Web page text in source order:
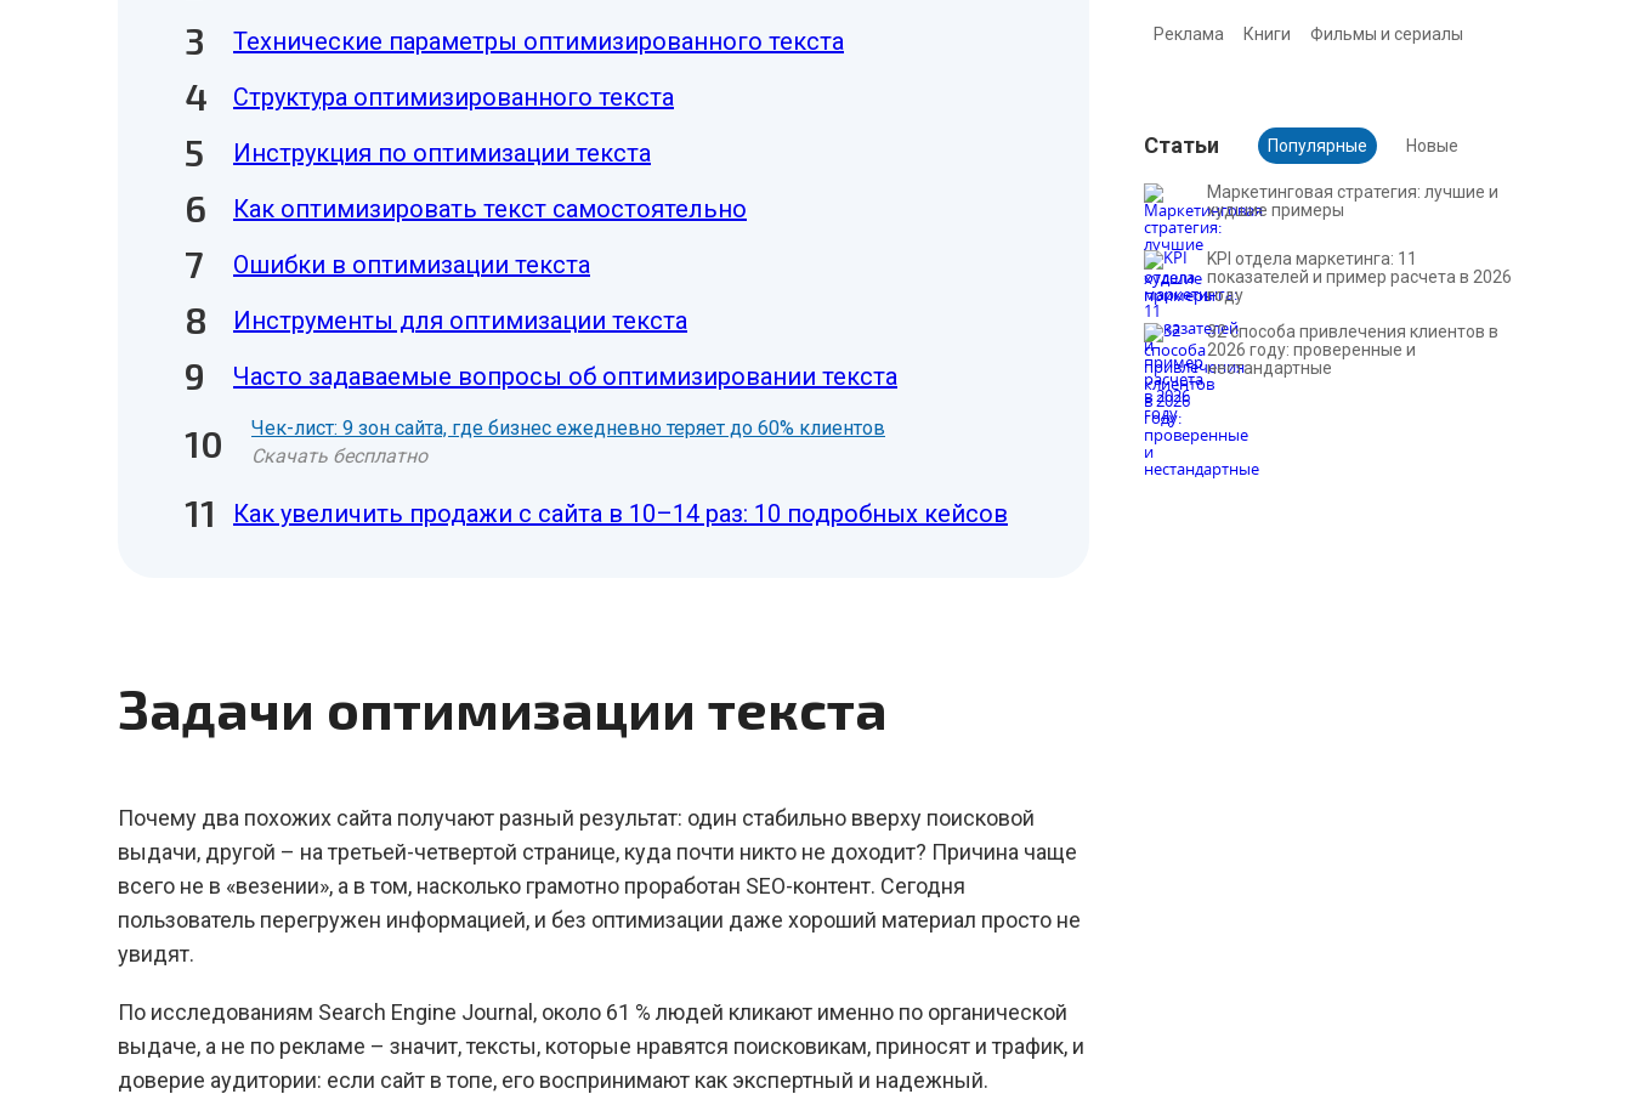
Технические параметры оптимизированного текста
Структура оптимизированного текста
Инструкция по оптимизации текста
Как оптимизировать текст самостоятельно
Ошибки в оптимизации текста
Инструменты для оптимизации текста
Часто задаваемые вопросы об оптимизировании текста
Чек-лист: 9 зон сайта, где бизнес ежедневно теряет до 60% клиентов
Скачать бесплатно
Как увеличить продажи с сайта в 10–14 раз: 10 подробных кейсов
Задачи оптимизации текста
Почему два похожих сайта получают разный результат: один стабильно вверху поисковой
выдачи, другой – на третьей-четвертой странице, куда почти никто не доходит? Причина чаще
всего не в «везении», а в том, насколько грамотно проработан SEO-контент. Сегодня
пользователь перегружен информацией, и без оптимизации даже хороший материал просто не
увидят.
По исследованиям Search Engine Journal, около 61 % людей кликают именно по органической
выдаче, а не по рекламе – значит, тексты, которые нравятся поисковикам, приносят и трафик, и
доверие аудитории: если сайт в топе, его воспринимают как экспертный и надежный.
Реклама Книги Фильмы и сериалы
Cтатьи Популярные Новые
Маркетинговая стратегия: лучшие и
худшие примеры
KPI отдела маркетинга: 11
показателей и пример расчета в 2026
году
32 способа привлечения клиентов в
2026 году: проверенные и
нестандартные